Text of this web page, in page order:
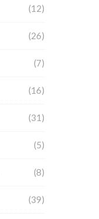
(12)
(26)
(7)
(16)
(31)
(5)
(8)
(39)